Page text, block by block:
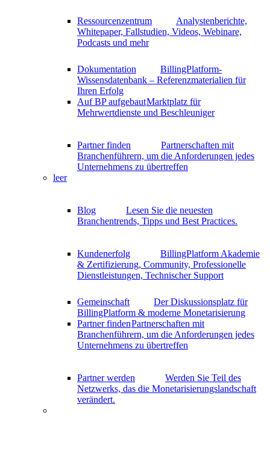
Ressourcenzentrum
Analystenberichte,
Whitepaper, Fallstudien, Videos, Webinare,
Podcasts und mehr
Dokumentation
BillingPlatform-
Wissensdatenbank – Referenzmaterialien für
Ihren Erfolg
Auf BP aufgebautMarktplatz für
Mehrwertdienste und Beschleuniger
Partner finden
Partnerschaften mit
Branchenführern, um die Anforderungen jedes
Unternehmens zu übertreffen
leer
Blog
Lesen Sie die neuesten
Branchentrends, Tipps und Best Practices.
Kundenerfolg
BillingPlatform Akademie
& Zertifizierung, Community, Professionelle
Dienstleistungen, Technischer Support
Gemeinschaft
Der Diskussionsplatz für
BillingPlatform & moderne Monetarisierung
Partner findenPartnerschaften mit
Branchenführern, um die Anforderungen jedes
Unternehmens zu übertreffen
Partner werden
Werden Sie Teil des
Netzwerks, das die Monetarisierungslandschaft
verändert.